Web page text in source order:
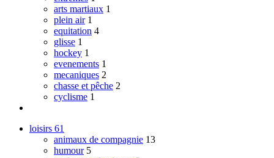
arts martiaux 1
plein air 1
equitation 4
glisse 1
hockey 1
evenements 1
mecaniques 2
chasse et pêche 2
cyclisme 1
loisirs 61
animaux de compagnie 13
humour 5